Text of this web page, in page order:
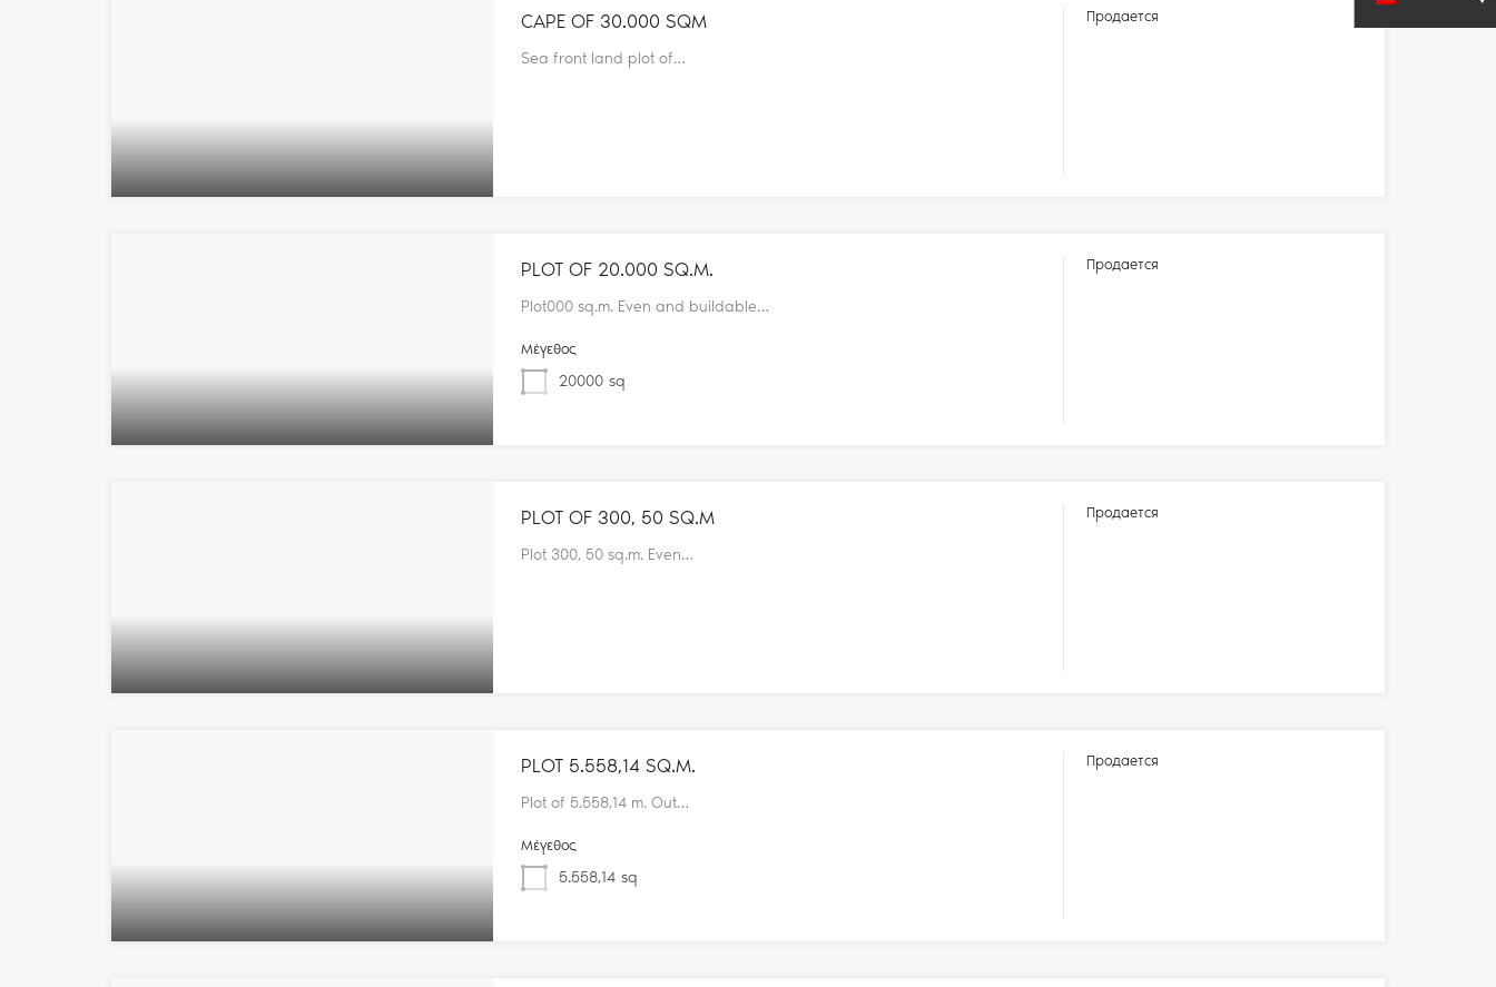
CAPE OF 30.000 SQM
Sea front land plot of…
Продается
PLOT OF 20.000 SQ.M.
Plot000 sq.m. Even and buildable…
Μέγεθος
20000 sq
Продается
PLOT OF 300, 50 SQ.M
Plot 300, 50 sq.m. Even…
Продается
PLOT 5.558,14 SQ.M.
Plot of 5.558,14 m. Out…
Μέγεθος
5.558,14 sq
Продается